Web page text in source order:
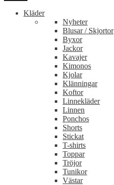
Kläder
Nyheter
Blusar / Skjortor
Byxor
Jackor
Kavajer
Kimonos
Kjolar
Klänningar
Koftor
Linnekläder
Linnen
Ponchos
Shorts
Stickat
T-shirts
Toppar
Tröjor
Tunikor
Västar